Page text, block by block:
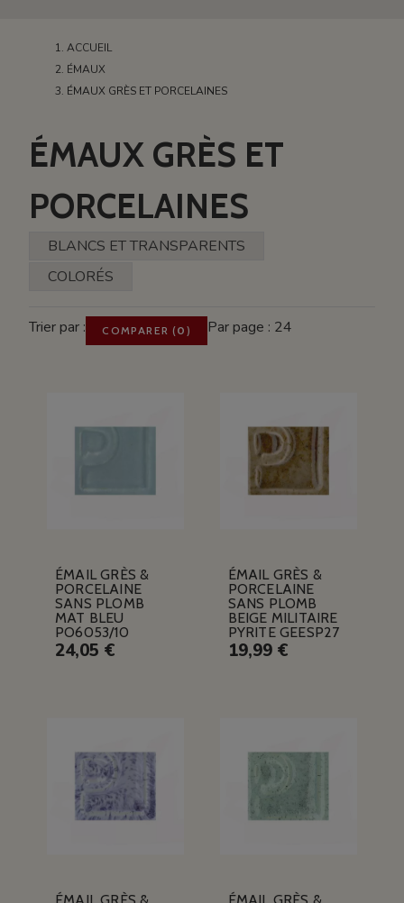
ACCUEIL
ÉMAUX
ÉMAUX GRÈS ET PORCELAINES
ÉMAUX GRÈS ET
PORCELAINES
BLANCS ET TRANSPARENTS
COLORÉS
Trier par : COMPARER (0 ) Par page : 24
ÉMAIL GRÈS &
PORCELAINE
SANS PLOMB
MAT BLEU
PO6053/10
24,05 €
ÉMAIL GRÈS &
PORCELAINE
SANS PLOMB
BEIGE MILITAIRE
PYRITE GEESP27
19,99 €